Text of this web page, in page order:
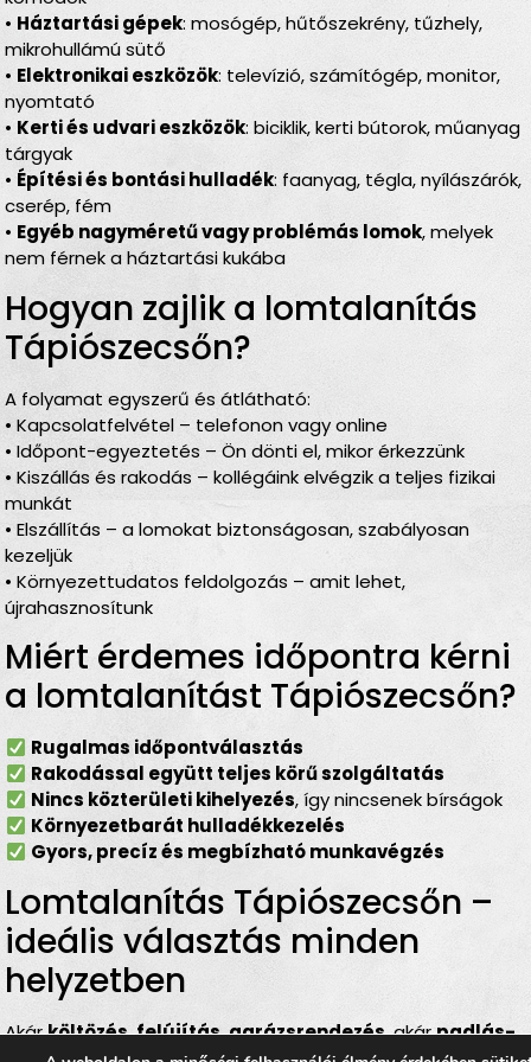
• Háztartási gépek: mosógép, hűtőszekrény, tűzhely,
mikrohullámú sütő
• Elektronikai eszközök: televízió, számítógép, monitor,
nyomtató
• Kerti és udvari eszközök: biciklik, kerti bútorok, műanyag
tárgyak
• Építési és bontási hulladék: faanyag, tégla, nyílászárók,
cserép, fém
• Egyéb nagyméretű vagy problémás lomok, melyek
nem férnek a háztartási kukába
Hogyan zajlik a lomtalanítás
Tápiószecsőn?
A folyamat egyszerű és átlátható:
• Kapcsolatfelvétel – telefonon vagy online
• Időpont-egyeztetés – Ön dönti el, mikor érkezzünk
• Kiszállás és rakodás – kollégáink elvégzik a teljes fizikai
munkát
• Elszállítás – a lomokat biztonságosan, szabályosan
kezeljük
• Környezettudatos feldolgozás – amit lehet,
újrahasznosítunk
Miért érdemes időpontra kérni
a lomtalanítást Tápiószecsőn?
Rugalmas időpontválasztás
Rakodással együtt teljes körű szolgáltatás
Nincs közterületi kihelyezés, így nincsenek bírságok
Környezetbarát hulladékkezelés
Gyors, precíz és megbízható munkavégzés
Lomtalanítás Tápiószecsőn –
ideális választás minden
helyzetben
Akárköltözés,felújítás,garázsrendezés, akárpadlás-